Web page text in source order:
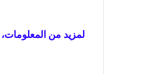
لمزيد من المعلومات، يمكنك